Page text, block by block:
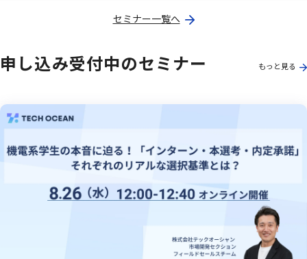
セミナー一覧へ
申し込み受付中のセミナー もっと見る